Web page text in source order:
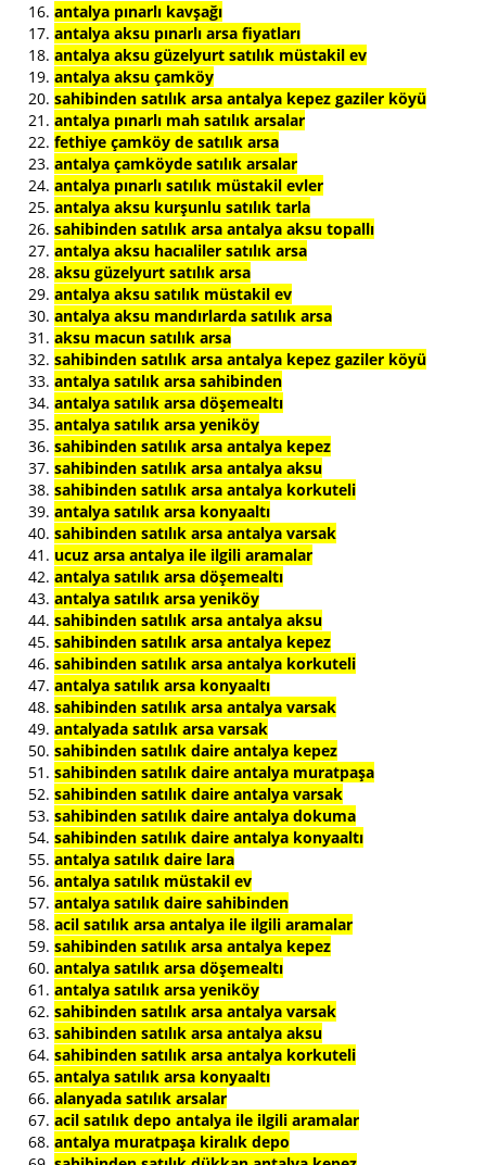
antalya pınarlı kavşağı
antalya aksu pınarlı arsa fiyatları
antalya aksu güzelyurt satılık müstakil ev
antalya aksu çamköy
sahibinden satılık arsa antalya kepez gaziler köyü
antalya pınarlı mah satılık arsalar
fethiye çamköy de satılık arsa
antalya çamköyde satılık arsalar
antalya pınarlı satılık müstakil evler
antalya aksu kurşunlu satılık tarla
sahibinden satılık arsa antalya aksu topallı
antalya aksu hacıaliler satılık arsa
aksu güzelyurt satılık arsa
antalya aksu satılık müstakil ev
antalya aksu mandırlarda satılık arsa
aksu macun satılık arsa
sahibinden satılık arsa antalya kepez gaziler köyü
antalya satılık arsa sahibinden
antalya satılık arsa döşemealtı
antalya satılık arsa yeniköy
sahibinden satılık arsa antalya kepez
sahibinden satılık arsa antalya aksu
sahibinden satılık arsa antalya korkuteli
antalya satılık arsa konyaaltı
sahibinden satılık arsa antalya varsak
ucuz arsa antalya ile ilgili aramalar
antalya satılık arsa döşemealtı
antalya satılık arsa yeniköy
sahibinden satılık arsa antalya aksu
sahibinden satılık arsa antalya kepez
sahibinden satılık arsa antalya korkuteli
antalya satılık arsa konyaaltı
sahibinden satılık arsa antalya varsak
antalyada satılık arsa varsak
sahibinden satılık daire antalya kepez
sahibinden satılık daire antalya muratpaşa
sahibinden satılık daire antalya varsak
sahibinden satılık daire antalya dokuma
sahibinden satılık daire antalya konyaaltı
antalya satılık daire lara
antalya satılık müstakil ev
antalya satılık daire sahibinden
acil satılık arsa antalya ile ilgili aramalar
sahibinden satılık arsa antalya kepez
antalya satılık arsa döşemealtı
antalya satılık arsa yeniköy
sahibinden satılık arsa antalya varsak
sahibinden satılık arsa antalya aksu
sahibinden satılık arsa antalya korkuteli
antalya satılık arsa konyaaltı
alanyada satılık arsalar
acil satılık depo antalya ile ilgili aramalar
antalya muratpaşa kiralık depo